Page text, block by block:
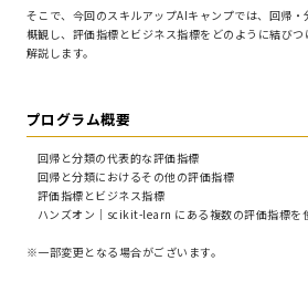
そこで、今回のスキルアップAIキャンプでは、回帰
概観し、評価指標とビジネス指標をどのように結び
解説します。
プログラム概要
回帰と分類の代表的な評価指標
回帰と分類におけるその他の評価指標
評価指標とビジネス指標
ハンズオン｜scikit-learn にある複数の評価指標を
※一部変更となる場合がございます。